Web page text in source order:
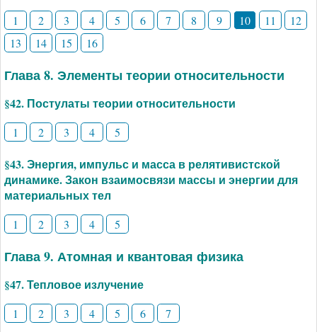
1 2 3 4 5 6 7 8 9 10 11
12
13
14 15 16
Глава 8. Элементы теории относительности
§42. Постулаты теории относительности
1 2 3 4 5
§43. Энергия, импульс и масса в релятивистской
динамике. Закон взаимосвязи массы и энергии для
материальных тел
1 2 3 4 5
Глава 9. Атомная и квантовая физика
§47. Тепловое излучение
1 2 3 4 5 6 7